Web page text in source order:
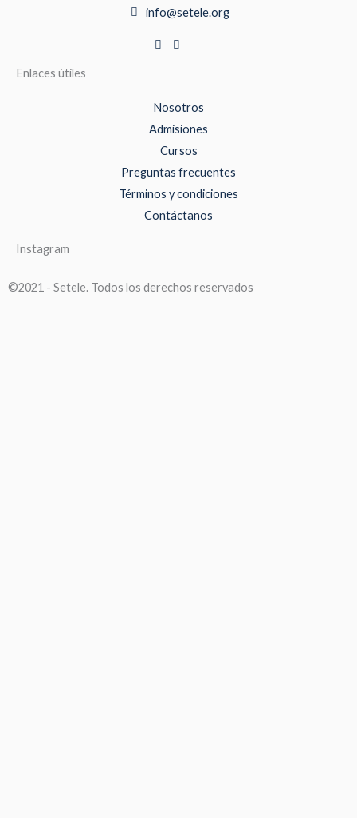
info@setele.org
Enlaces útiles
Nosotros
Admisiones
Cursos
Preguntas frecuentes
Términos y condiciones
Contáctanos
Instagram
©2021 - Setele. Todos los derechos reservados